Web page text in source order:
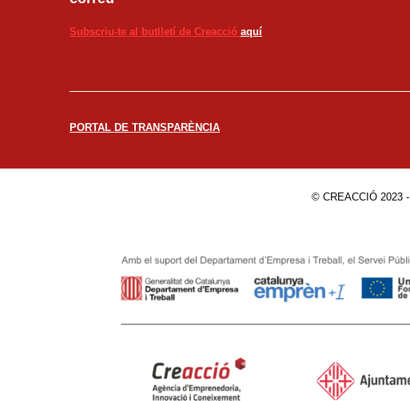
Subscriu-te al butlletí de Creacció aquí
PORTAL DE TRANSPARÈNCIA
© CREACCIÓ 2023 -